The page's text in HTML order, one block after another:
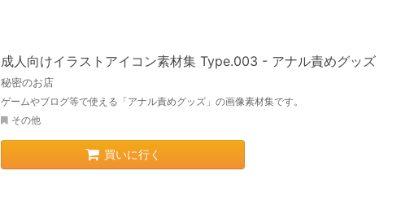
成人向けイラストアイコン素材集 Type.003 - アナル責めグッズ
秘密のお店
ゲームやブログ等で使える「アナル責めグッズ」の画像素材集です。
その他
買いに行く